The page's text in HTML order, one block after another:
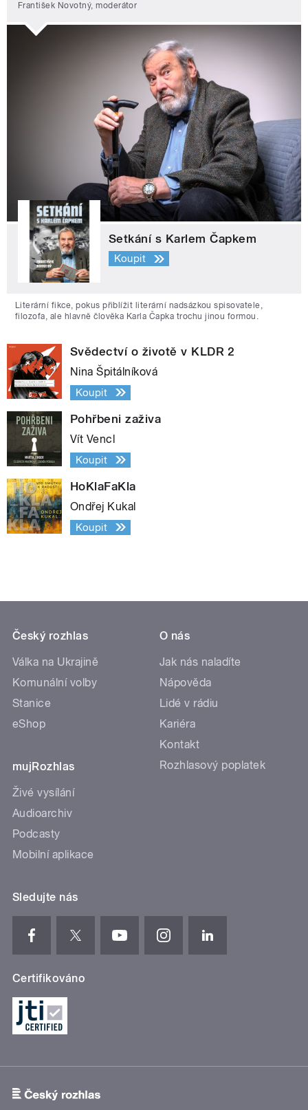
František Novotný, moderátor
Setkání s Karlem Čapkem
Koupit
Literární fikce, pokus přiblížit literární nadsázkou spisovatele,
filozofa, ale hlavně člověka Karla Čapka trochu jinou formou.
Svědectví o životě v KLDR 2
Nina Špitálníková
Koupit
Pohřbeni zaživa
Vít Vencl
Koupit
HoKlaFaKla
Ondřej Kukal
Koupit
Český rozhlas
Válka na Ukrajině
Komunální volby
Stanice
eShop
mujRozhlas
Živé vysílání
Audioarchiv
Podcasty
Mobilní aplikace
O nás
Jak nás naladíte
Nápověda
Lidé v rádiu
Kariéra
Kontakt
Rozhlasový poplatek
Sledujte nás
Certifikováno